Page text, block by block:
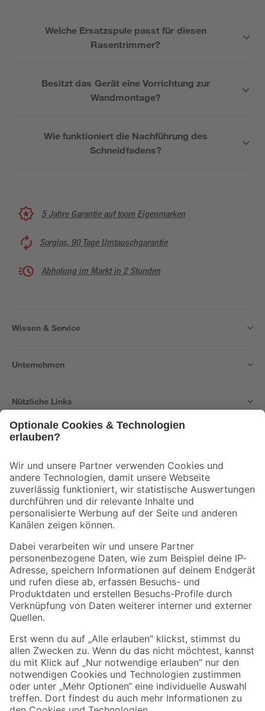
Welche Ersatzspule passt für diesen
Rasentrimmer?
Besitzt das Gerät eine Vorrichtung zur
Wandmontage?
Wie funktioniert die Nachführung des
Schneidfadens?
5 Jahre Garantie auf toom Eigenmarken
Sorglos, 90 Tage Umtauschgarantie
Abholung im Markt in 2 Stunden
Wissen & Service
Unternehmen
Nützliche Links
Der toom Newsletter: Keine Angebote und Aktionen mehr verpassen!
Zur Newsletter Anmeldung
Folge uns
Zahlungsarten Versandarten
Sicher einkaufen
Jetzt die toom-App herunterladen